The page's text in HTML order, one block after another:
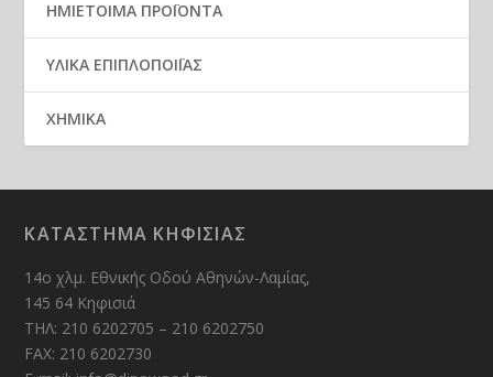
ΗΜΙΕΤΟΙΜΑ ΠΡΟΪΟΝΤΑ
ΥΛΙΚΑ ΕΠΙΠΛΟΠΟΙΪΑΣ
ΧΗΜΙΚΑ
ΚΑΤΑΣΤΗΜΑ ΚΗΦΙΣΙΑΣ
14ο χλμ. Εθνικής Οδού Αθηνών-Λαμίας,
145 64 Κηφισιά
ΤΗΛ: 210 6202705 – 210 6202750
FAX: 210 6202730